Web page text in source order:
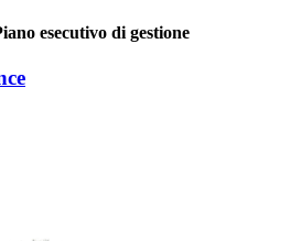
esecutivo di gestione